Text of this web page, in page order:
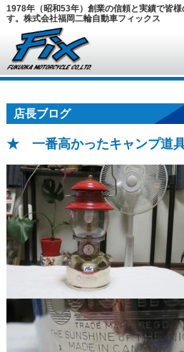
1978年（昭和53年）創業の信頼と実績で皆
す。株式会社福岡二輪自動車フィックス
店長ブログ
★ 一番高かったキャンプ
▼